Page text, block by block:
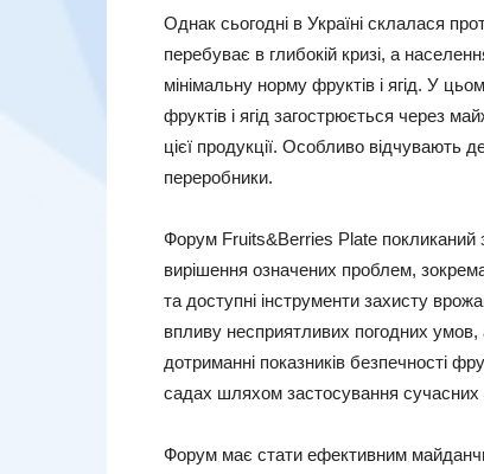
Однак сьогодні в Україні склалася
перебуває в глибокій кризі, а
мінімальну норму фруктів і ягід. У
фруктів і ягід загострюється через
цієї продукції. Особливо відчувають
переробники.
Форум Fruits&Berries Plate покликаний
вирішення означених проблем,
та доступні інструменти захисту
впливу несприятливих погодних умов,
дотриманні показників безпечності
садах шляхом застосування сучасних
Форум має стати ефективним